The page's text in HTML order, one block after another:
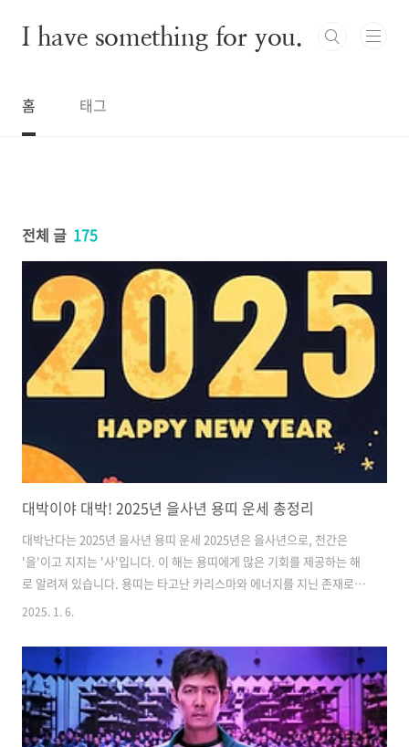
I have something for you.
홈 태그
전체 글 175
대박이야 대박! 2025년 을사년 용띠 운세 총정리
대박난다는 2025년 을사년 용띠 운세 2025년은 을사년으로, 천간은
'을'이고 지지는 '사'입니다. 이 해는 용띠에게 많은 기회를 제공하는 해
로 알려져 있습니다. 용띠는 타고난 카리스마와 에너지를 지닌 존재로,
이 해에는 그 특성이 더욱 두드러질 것입니다. 특히 재물운과 사업운이
회가 주어질 것입니다. 2025년 을사년 용띠 운세 개요 2025년은 을사년
으로, 용띠에게는 특별한 해가 될 것입니다. 용띠는 대체로 긍정적인 기
운을 가지고 있으며, 2025년에는 특히 귀인운이 따르는 해로 예상됩니
다. 이는 주변에서 도움을 받을 수 있는 기회가 많아질 것이라는 의미입
니다. 💡 오늘의 띠별 운세 바로보기! 💡 2025년 용띠 연애..
2025. 1. 6.